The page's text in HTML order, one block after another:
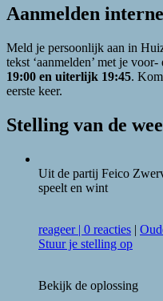
Aanmelden interne
Meld je persoonlijk aan in
tekst ‘aanmelden’ met je
19:00 en uiterlijk 19:45.
eerste keer.
Stelling van de
Uit de partij Feico
speelt en wint
reageer| 0 reacties |
Stuur je stelling op
Bekijk de oplossing